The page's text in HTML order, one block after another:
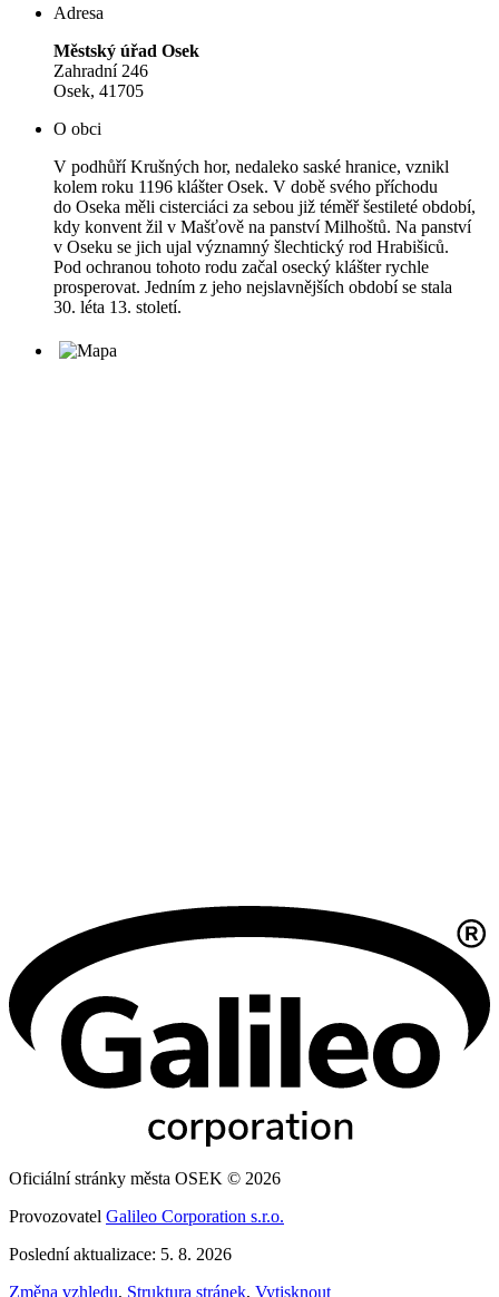
Adresa
Městský úřad Osek
Zahradní 246
Osek, 41705
O obci
V podhůří Krušných hor, nedaleko saské hranice, vznikl
kolem roku 1196 klášter Osek. V době svého příchodu
do Oseka měli cisterciáci za sebou již téměř šestileté období,
kdy konvent žil v Mašťově na panství Milhoštů. Na panství
v Oseku se jich ujal významný šlechtický rod Hrabišiců.
Pod ochranou tohoto rodu začal osecký klášter rychle
prosperovat. Jedním z jeho nejslavnějších období se stala
30. léta 13. století.
Oficiální stránky města OSEK © 2026
Provozovatel Galileo Corporation s.r.o.
Poslední aktualizace: 5. 8. 2026
Změna vzhledu, Struktura stránek, Vytisknout